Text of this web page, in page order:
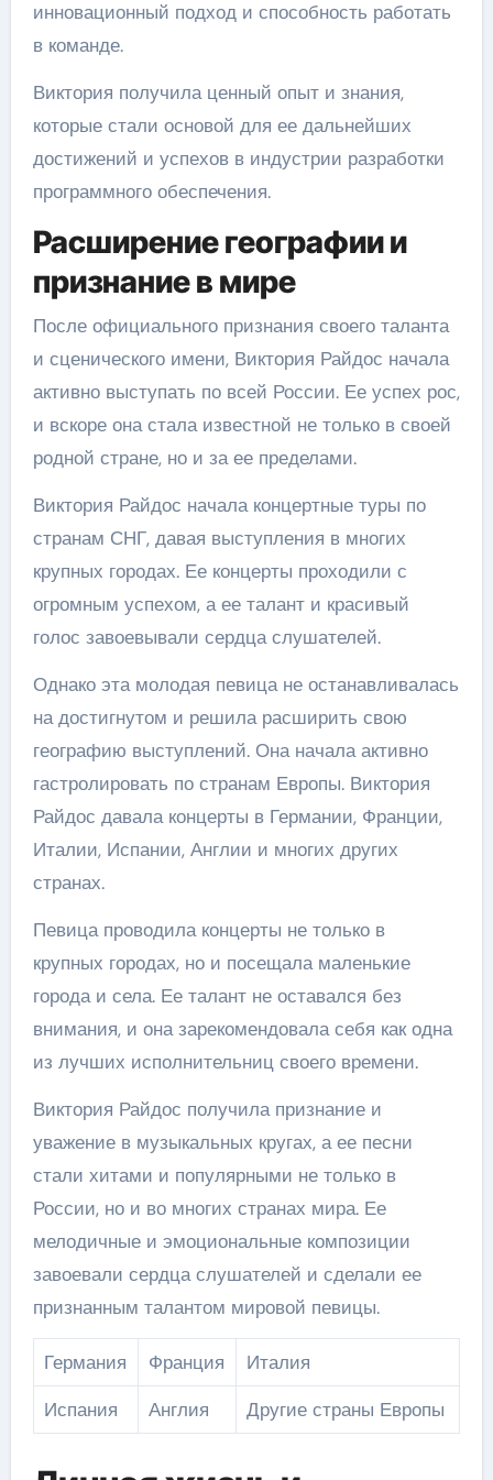
инновационный подход и способность работать
в команде.
Виктория получила ценный опыт и знания,
которые стали основой для ее дальнейших
достижений и успехов в индустрии разработки
программного обеспечения.
Расширение географии и
признание в мире
После официального признания своего таланта
и сценического имени, Виктория Райдос начала
активно выступать по всей России. Ее успех рос,
и вскоре она стала известной не только в своей
родной стране, но и за ее пределами.
Виктория Райдос начала концертные туры по
странам СНГ, давая выступления в многих
крупных городах. Ее концерты проходили с
огромным успехом, а ее талант и красивый
голос завоевывали сердца слушателей.
Однако эта молодая певица не останавливалась
на достигнутом и решила расширить свою
географию выступлений. Она начала активно
гастролировать по странам Европы. Виктория
Райдос давала концерты в Германии, Франции,
Италии, Испании, Англии и многих других
странах.
Певица проводила концерты не только в
крупных городах, но и посещала маленькие
города и села. Ее талант не оставался без
внимания, и она зарекомендовала себя как одна
из лучших исполнительниц своего времени.
Виктория Райдос получила признание и
уважение в музыкальных кругах, а ее песни
стали хитами и популярными не только в
России, но и во многих странах мира. Ее
мелодичные и эмоциональные композиции
завоевали сердца слушателей и сделали ее
признанным талантом мировой певицы.
Германия Франция
Италия
Испания
Англия Другие страны Европы